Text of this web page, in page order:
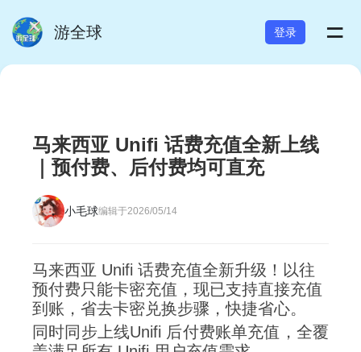
游全球 登录 =
马来西亚 Unifi 话费充值全新上线
｜预付费、后付费均可直充
小毛球编辑于2026/05/14
马来西亚 Unifi 话费充值全新升级！以往
预付费只能卡密充值，现已支持直接充值
到账，省去卡密兑换步骤，快捷省心。
同时同步上线Unifi 后付费账单充值，全覆